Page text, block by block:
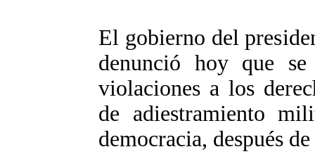
El gobierno del
denunció hoy que se
violaciones a los
de adiestramiento
democracia, después